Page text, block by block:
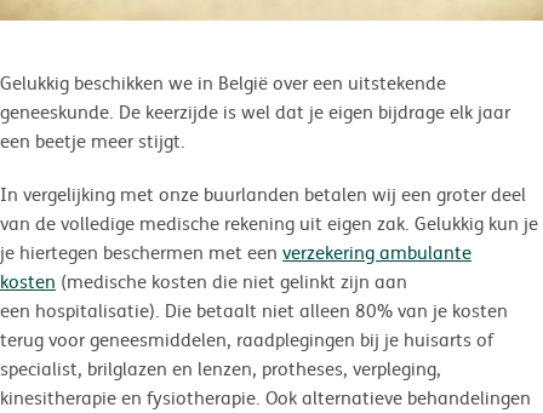
Gelukkig beschikken we in België over een uitstekende
geneeskunde. De keerzijde is wel dat je eigen bijdrage elk jaar
een beetje meer stijgt.
In vergelijking met onze buurlanden betalen wij een groter deel
van de volledige medische rekening uit eigen zak. Gelukkig kun je
je hiertegen beschermen met een verzekering ambulante
kosten (medische kosten die niet gelinkt zijn aan
een hospitalisatie). Die betaalt niet alleen 80% van je kosten
terug voor geneesmiddelen, raadplegingen bij je huisarts of
specialist, brilglazen en lenzen, protheses, verpleging,
kinesitherapie en fysiotherapie. Ook alternatieve behandelingen